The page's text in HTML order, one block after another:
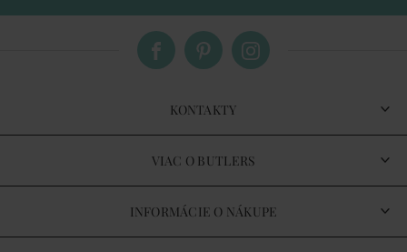
KONTAKTY
VIAC O BUTLERS
INFORMÁCIE O NÁKUPE